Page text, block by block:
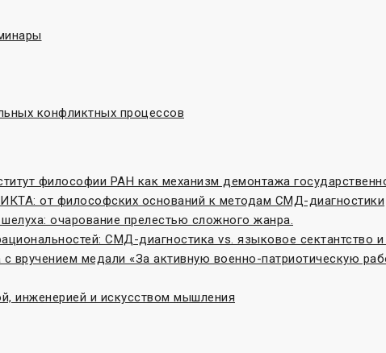
конфликтных процессов
философии РАН как механизм демонтажа
от философских оснований к методам СМД-диагностики
очарование прелестью сложного жанра.
СМД-диагностика vs. языковое сектантство
вручением медали «За активную военно-патриотическую
инженерией и искусством мышления